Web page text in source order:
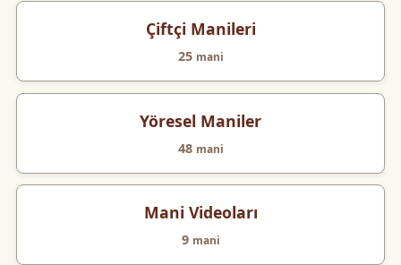
Çiftçi Manileri
25 mani
Yöresel Maniler
48 mani
Mani Videoları
9 mani